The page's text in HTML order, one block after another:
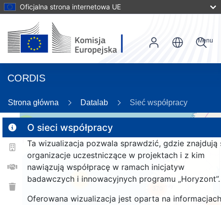
Oficjalna strona internetowa UE
CORDIS
Menu
Strona główna Datalab Sieć współpracy
O sieci współpracy
Ta wizualizacja pozwala sprawdzić, gdzie znajdują
organizacje uczestniczące w projektach i z kim
nawiązują współpracę w ramach inicjatyw
badawczych i innowacyjnych programu „Horyzont”.
Oferowana wizualizacja jest oparta na informacjach
26
2